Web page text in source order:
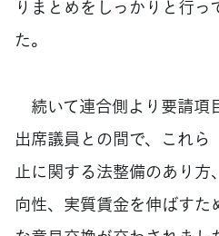
りまとめをしっかりと行
た。
続いて連合側より要請項
出席議員との間で、これ
止に関する法整備のあり
向性、実質賃金を伸ばす